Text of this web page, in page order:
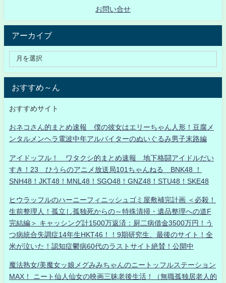
お問い合せ
アーカイブ
おすすめ～ん
おすすめサイト
おネコさん的まとめ速報 僕の彼女はエリーちゃん人形！豆腐メ
ンタルメンヘラ電波中年アルバイターのぬいぐるみ男子末路編
アイドッフル！ ワタクシ的まとめ速報 地下格闘アイドルだい
すき！23 ひうらのアニメ放送局101ちゃんねる BNK48 ！
SNH48！JKT48！MNL48！SGO48！GNZ48！STU48！SKE48
ヒウラッフルのハーニーフィニッシュゴミ屋敷補完計画 ＜必殺！
生前整理人！孤立し孤独死からの～特殊清掃・遺品整理への道F
完結編＞ キャッシング計1500万返済：厨二病借金3500万円！う
つ病統合失調症14年生HKT46！！9期研究生、最後のサイト！全
米が泣いた！認知症鬱病60代のラストサイト絶賛！公開中
魔法熟女/美魔女ッ娘メグみみちゃんのニートッフルステーション
MAX！ ニート仙人仙女の映画三昧老後生活！（無職孤独居老人的